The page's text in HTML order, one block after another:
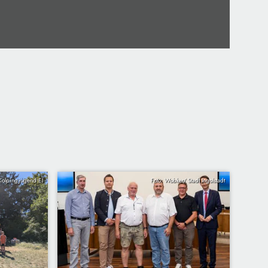
EI Foto: Wobker/ Stadt Ingolstadt